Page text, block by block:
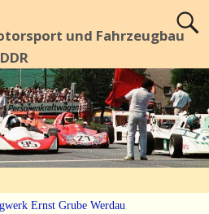
und Fahrzeugbau
Ernst Grube Werdau